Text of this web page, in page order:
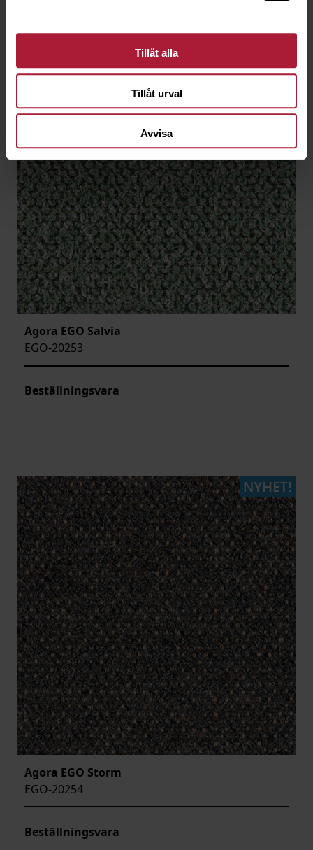
Tillåt alla
Tillåt urval
Avvisa
Agora EGO Salvia
EGO-20253
Beställningsvara
Agora EGO Storm
EGO-20254
Beställningsvara